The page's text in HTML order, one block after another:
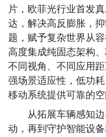
片，欧菲光行业首发
达，解决高反膨胀，
题，赋予复杂世界从
高度集成纯固态架构
不同视角、不同应用
强场景适应性，低功
移动系统提供可靠的空
从拓展车辆感知
动，再到守护智能设